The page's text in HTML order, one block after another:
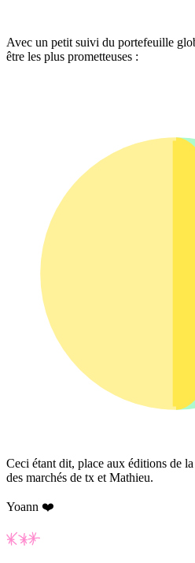
Avec un petit suivi du portefeuille
être les plus prometteuses :
Ceci étant dit, place aux éditions de la
des marchés de tx et Mathieu.
Yoann ❤️